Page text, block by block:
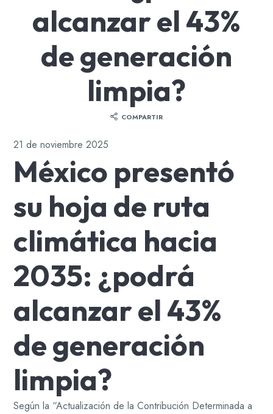
alcanzar el 43%
de generación
limpia?
COMPARTIR
21 de noviembre 2025
México presentó
su hoja de ruta
climática hacia
2035: ¿podrá
alcanzar el 43%
de generación
limpia?
Según la “Actualización de la Contribución Determinada a